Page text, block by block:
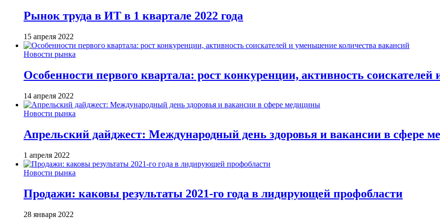
Рынок труда в ИТ в 1 квартале 2022 года
15 апреля 2022
Новости рынка
Особенности первого квартала: рост конкуренции, активность
14 апреля 2022
Новости рынка
Апрельский дайджест: Международный день здоровья и вакансии в сфере
1 апреля 2022
Новости рынка
Продажи: каковы результаты 2021-го года в лидирующей профобласти
28 января 2022